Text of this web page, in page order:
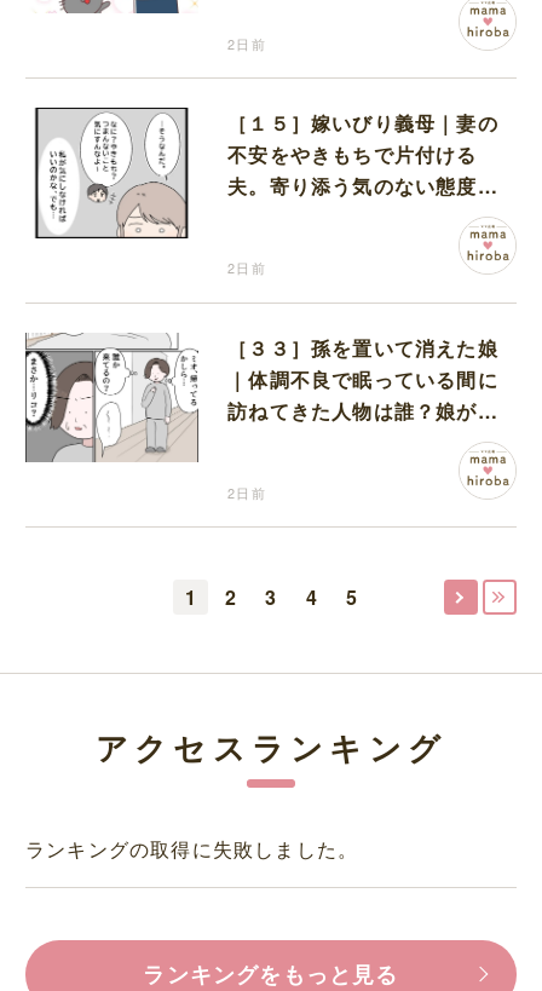
2日前
［１５］嫁いびり義母｜妻の
不安をやきもちで片付ける
夫。寄り添う気のない態度に
2日前
［３３］孫を置いて消えた娘
｜体調不良で眠っている間に
訪ねてきた人物は誰？娘が戻
ってきたのかと不安になる
2日前
1 2 3 4 5
アクセスランキング
ランキングの取得に失敗しました。
ランキングをもっと見る